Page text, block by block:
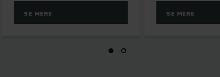
SE MERE SE MERE